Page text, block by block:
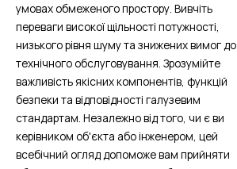
умовах обмеженого простору. Вивчіть
переваги високої щільності потужності,
низького рівня шуму та знижених вимог до
технічного обслуговування. Зрозумійте
важливість якісних компонентів, функцій
безпеки та відповідності галузевим
стандартам. Незалежно від того, чи є ви
керівником об'єкта або інженером, цей
всебічний огляд допоможе вам прийняти